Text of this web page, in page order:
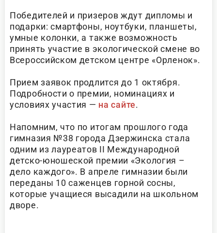
Победителей и призеров ждут дипломы и
подарки: смартфоны, ноутбуки, планшеты,
умные колонки, а также возможность
принять участие в экологической смене во
Всероссийском детском центре «Орленок».
Прием заявок продлится до 1 октября.
Подробности о премии, номинациях и
условиях участия — на сайте.
Напомним, что по итогам прошлого года
гимназия №38 города Дзержинска стала
одним из лауреатов II Международной
детско-юношеской премии «Экология –
дело каждого». В апреле гимназии были
переданы 10 саженцев горной сосны,
которые учащиеся высадили на школьном
дворе.